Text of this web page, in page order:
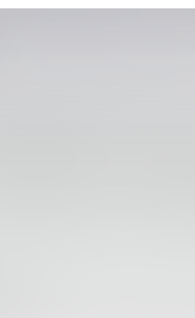
DE LA
dispositions des
la consommation,
litige avec un
de la
près du Conseil
sont les
de la